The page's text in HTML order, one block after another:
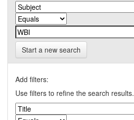
Start a new search
Add filters:
Use filters to refine the search results.